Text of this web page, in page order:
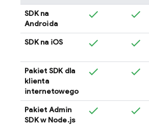
SDK na
Androida
SDK na iOS
Pakiet SDK dla
klienta
internetowego
Pakiet Admin
SDK w Node.js